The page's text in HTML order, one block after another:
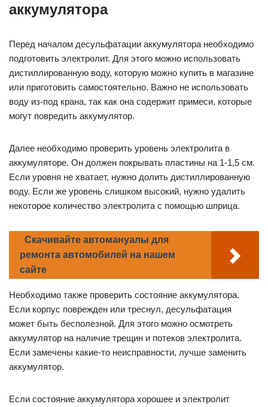
аккумулятора
Перед началом десульфатации аккумулятора необходимо
подготовить электролит. Для этого можно использовать
дистиллированную воду, которую можно купить в магазине
или приготовить самостоятельно. Важно не использовать
воду из-под крана, так как она содержит примеси, которые
могут повредить аккумулятор.
Далее необходимо проверить уровень электролита в
аккумуляторе. Он должен покрывать пластины на 1-1,5 см.
Если уровня не хватает, нужно долить дистиллированную
воду. Если же уровень слишком высокий, нужно удалить
некоторое количество электролита с помощью шприца.
Скачивайте автомануалы для
ремонта автомобилей на нашем
сайте
Необходимо также проверить состояние аккумулятора.
Если корпус поврежден или треснул, десульфатация
может быть бесполезной. Для этого можно осмотреть
аккумулятор на наличие трещин и потеков электролита.
Если замечены какие-то неисправности, лучше заменить
аккумулятор.
Если состояние аккумулятора хорошее и электролит